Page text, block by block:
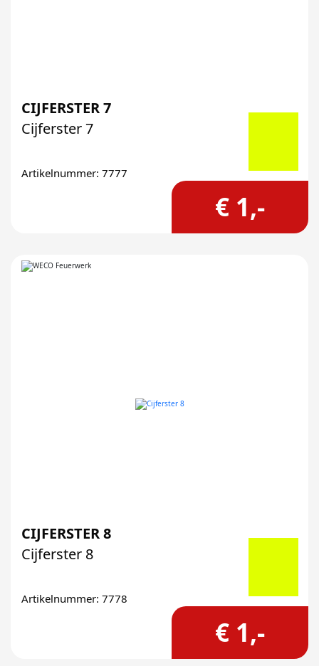
CIJFERSTER 7
Cijferster 7
Artikelnummer: 7777
€ 1,-
CIJFERSTER 8
Cijferster 8
Artikelnummer: 7778
€ 1,-